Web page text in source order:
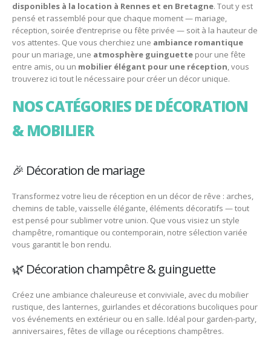
disponibles à la location à Rennes et en Bretagne. Tout y est
pensé et rassemblé pour que chaque moment — mariage,
réception, soirée d’entreprise ou fête privée — soit à la hauteur de
vos attentes. Que vous cherchiez une ambiance romantique
pour un mariage, une atmosphère guinguette pour une fête
entre amis, ou un mobilier élégant pour une réception, vous
trouverez ici tout le nécessaire pour créer un décor unique.
NOS CATÉGORIES DE DÉCORATION
& MOBILIER
🎉 Décoration de mariage
Transformez votre lieu de réception en un décor de rêve : arches,
chemins de table, vaisselle élégante, éléments décoratifs — tout
est pensé pour sublimer votre union. Que vous visiez un style
champêtre, romantique ou contemporain, notre sélection variée
vous garantit le bon rendu.
🌿 Décoration champêtre & guinguette
Créez une ambiance chaleureuse et conviviale, avec du mobilier
rustique, des lanternes, guirlandes et décorations bucoliques pour
vos événements en extérieur ou en salle. Idéal pour garden-party,
anniversaires, fêtes de village ou réceptions champêtres.